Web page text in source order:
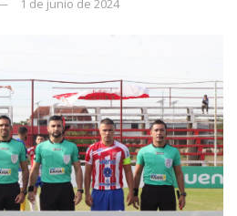
1 de junio de 2024